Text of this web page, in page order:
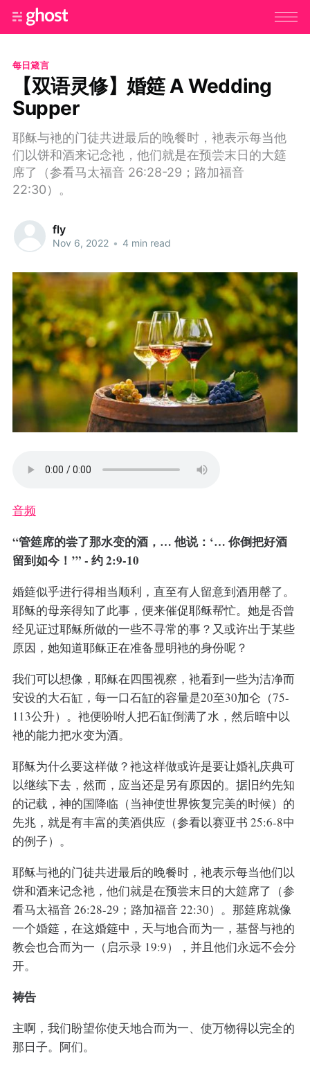
每日箴言
【双语灵修】婚筵 A Wedding
Supper
耶稣与衪的门徒共进最后的晚餐时，衪表示每当他
们以饼和酒来记念衪，他们就是在预尝末日的大筵
席了（参看马太福音 26:28-29；路加福音
22:30）。
fly
Nov 6, 2022 • 4 min read
音频
“管筵席的尝了那水变的酒，… 他说：‘… 你倒把好酒
留到如今！’” - 约 2:9-10
婚筵似乎进行得相当顺利，直至有人留意到酒用罄了。
耶稣的母亲得知了此事，便来催促耶稣帮忙。她是否曾
经见证过耶稣所做的一些不寻常的事？又或许出于某些
原因，她知道耶稣正在准备显明衪的身份呢？
我们可以想像，耶稣在四围视察，衪看到一些为洁净而
安设的大石缸，每一口石缸的容量是20至30加仑（75-
113公升）。衪便吩咐人把石缸倒满了水，然后暗中以
衪的能力把水变为酒。
耶稣为什么要这样做？衪这样做或许是要让婚礼庆典可
以继续下去，然而，应当还是另有原因的。据旧约先知
的记载，神的国降临（当神使世界恢复完美的时候）的
先兆，就是有丰富的美酒供应（参看以赛亚书 25:6-8中
的例子）。
耶稣与衪的门徒共进最后的晚餐时，衪表示每当他们以
饼和酒来记念衪，他们就是在预尝末日的大筵席了（参
看马太福音 26:28-29；路加福音 22:30）。那筵席就像
一个婚筵，在这婚筵中，天与地合而为一，基督与衪的
教会也合而为一（启示录 19:9），并且他们永远不会分
开。
祷告
主啊，我们盼望你使天地合而为一、使万物得以完全的
那日子。阿们。